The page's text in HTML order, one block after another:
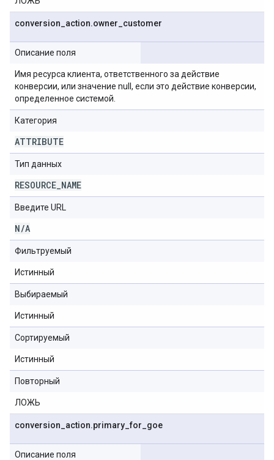
conversion action.owner customer
Описание поля
Имя ресурса клиента, ответственного за действие
конверсии, или значение null, если это действие конверсии,
определенное системой.
Категория
ATTRIBUTE
Тип данных
RESOURCE NAME
Введите URL
N/A
Фильтруемый
Истинный
Выбираемый
Истинный
Сортируемый
Истинный
Повторный
ЛОЖЬ
conversion action.primary _for goe
Описание поля